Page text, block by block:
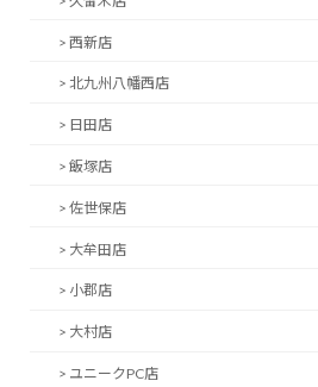
> 西新店
> 北九州八幡西店
> 日田店
> 飯塚店
> 佐世保店
> 大牟田店
> 小郡店
> 大村店
> ユニークPC店